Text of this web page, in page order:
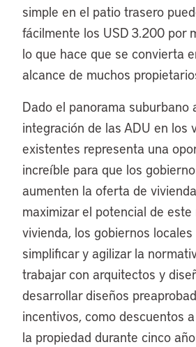
simple en el patio trasero
fácilmente los USD 3.200 por
lo que hace que se convierta
alcance de muchos
Dado el panorama suburbano
integración de las ADU en los
existentes representa una
increíble para que los
aumenten la oferta de
maximizar el potencial de este
vivienda, los gobiernos locales
simplificar y agilizar la
trabajar con arquitectos y
desarrollar diseños
incentivos, como descuentos
la propiedad durante cinco